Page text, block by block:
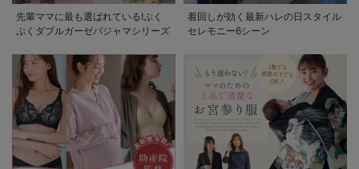
先輩ママに最も選ばれている!ぷく
ぷくダブルガーゼパジャマシリーズ
着回しが効く最新ハレの日スタイル
セレモニー6シーン